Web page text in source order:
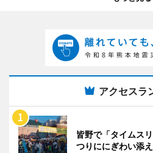
アクセスラ
皆野で「タイムス
つりににぎわい添